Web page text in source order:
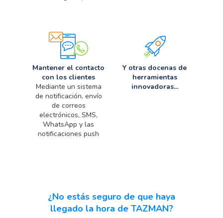
Mantener el contacto
con los clientes
Mediante un sistema
de notificación, envío
de correos
electrónicos, SMS,
WhatsApp y las
notificaciones push
Y otras docenas de
herramientas
innovadoras...
¿No estás seguro de que haya
llegado la hora de TAZMAN?